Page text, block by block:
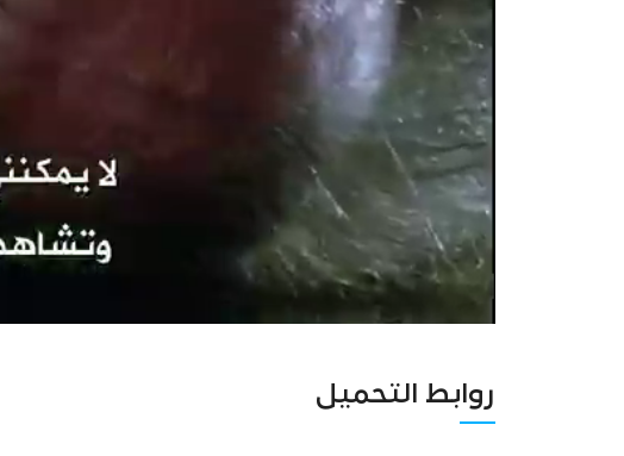
Settings
روابط التحميل